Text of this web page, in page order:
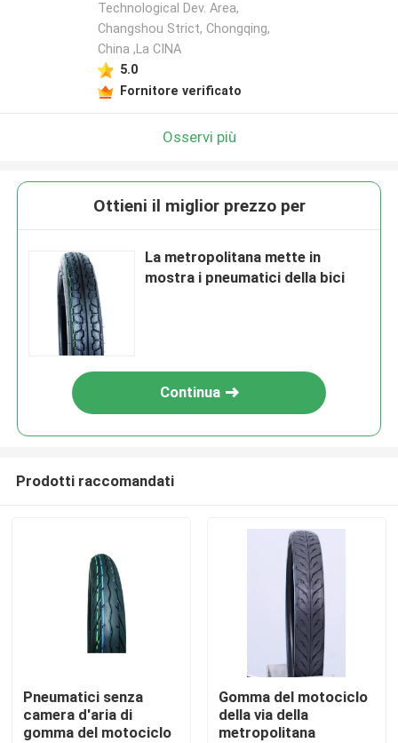
Prodotti
Technological Dev. Area,
Changshou Strict, Chongqing,
China ,La CINA
5.0
Fornitore verificato
Osservi più
Ottieni il miglior prezzo per
La metropolitana mette in
mostra i pneumatici della bici
Continua
Prodotti raccomandati
Pneumatici senza
camera d'aria di
gomma del motociclo
Gomma del motociclo
della via della
metropolitana